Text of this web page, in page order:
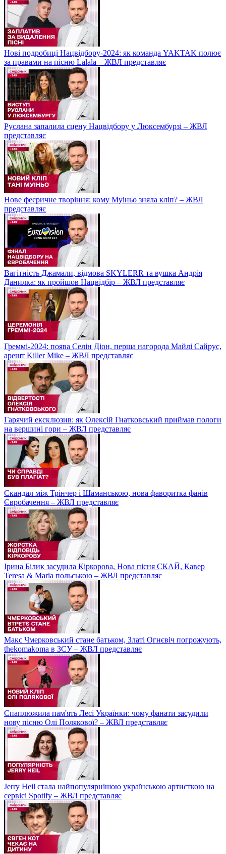
Нові подробиці Нацвідбору-2024: як команда YAKTAK полює
за правами на пісню Lalala – ЖВЛ представляє
Руслана запалила сцену Нацвідбору у Люксембурзі – ЖВЛ
представляє
Нове феєричне творіння: кому Муіньо зняла кліп? – ЖВЛ
представляє
Вагітність Джамали, відмова SKYLERR та вушка Андрія
Данилка: як пройшов Нацвідбір – ЖВЛ представляє
Греммі-2024: поява Селін Діон, перша нагорода Майлі Сайрус,
арешт Killer Mike – ЖВЛ представляє
Гарячий ексклюзив: як Олексій Гнатковський приймав пологи
на вершині гори – ЖВЛ представляє
Скандал між Трінчер і Шаманською, нова фаворитка фанів
Євробачення – ЖВЛ представляє
Ірина Білик засудила Кіркорова, Нова пісня СКАЙ, Кавер
Teresa & Maria польською – ЖВЛ представляє
Макс Чмерковський стане батьком, Златі Огнєвіч погрожують,
thekomakoma в ЗСУ – ЖВЛ представляє
Спаплюжила пам'ять Лесі Українки: чому фанати засудили
нову пісню Олі Полякової? – ЖВЛ представляє
Jerry Heil стала найпопулярнішою українською артисткою на
сервісі Spotify – ЖВЛ представляє